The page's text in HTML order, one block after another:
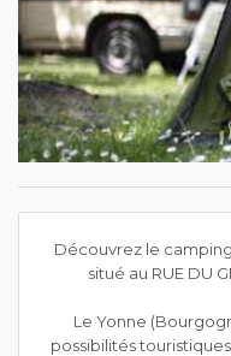
Découvrez le
situé au RUE DU
Le Yonne
possibilités